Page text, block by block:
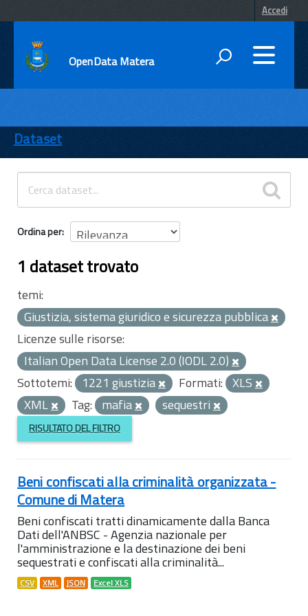
Accedi
OpenData Matera
ENTI
TEMI
INFORMAZIONI
Dataset
Ordina per
1 dataset trovato
temi:
Giustizia, sistema giuridico e sicurezza pubblica
Licenze sulle risorse:
Italian Open Data License 2.0 (IODL 2.0)
Sottotemi:
1221 giustizia Formati: XLS
XML
Tag: mafia sequestri
RISULTATO DEL FILTRO
Beni confiscati alla criminalità organizzata -
Comune di Matera
Beni confiscati tratti dinamicamente dalla Banca
Dati dell'ANBSC - Agenzia nazionale per
l'amministrazione e la destinazione dei beni
sequestrati e confiscati alla criminalità...
CSV XML JSON Excel XLS